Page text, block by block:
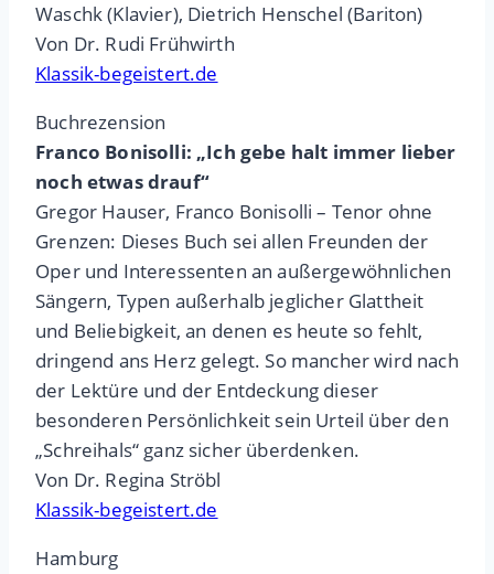
Waschk (Klavier), Dietrich Henschel (Bariton)
Von Dr. Rudi Frühwirth
Klassik-begeistert.de
Buchrezension
Franco Bonisolli: „Ich gebe halt immer lieber
noch etwas drauf“
Gregor Hauser, Franco Bonisolli – Tenor ohne
Grenzen: Dieses Buch sei allen Freunden der
Oper und Interessenten an außergewöhnlichen
Sängern, Typen außerhalb jeglicher Glattheit
und Beliebigkeit, an denen es heute so fehlt,
dringend ans Herz gelegt. So mancher wird nach
der Lektüre und der Entdeckung dieser
besonderen Persönlichkeit sein Urteil über den
„Schreihals“ ganz sicher überdenken.
Von Dr. Regina Ströbl
Klassik-begeistert.de
Hamburg